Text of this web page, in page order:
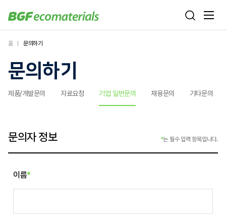
홈 문의하기
문의하기
제품/개발문의 자료요청 기업 일반문의 채용문의 기타문의
문의자 정보 *는 필수 입력 항목입니다.
이름*